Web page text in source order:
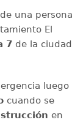
una persona
El
7de la ciudad
luego
cuando se
en